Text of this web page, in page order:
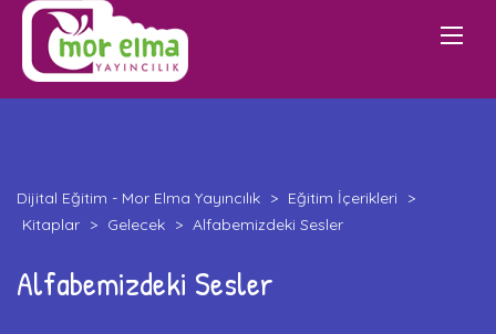
Dijital Eğitim - Mor Elma Yayıncılık > Eğitim İçerikleri
>
Kitaplar > Gelecek > Alfabemizdeki Sesler
Alfabemizdeki Sesler